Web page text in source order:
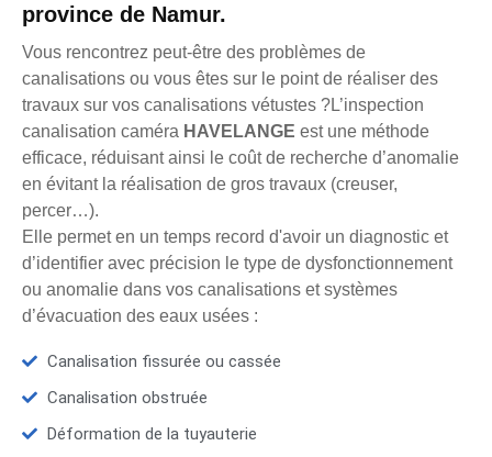
province de Namur.
Vous rencontrez peut-être des problèmes de
canalisations ou vous êtes sur le point de réaliser des
travaux sur vos canalisations vétustes ?L’inspection
canalisation caméra HAVELANGE est une méthode
efficace, réduisant ainsi le coût de recherche d’anomalie
en évitant la réalisation de gros travaux (creuser,
percer…).
Elle permet en un temps record d'avoir un diagnostic et
d’identifier avec précision le type de dysfonctionnement
ou anomalie dans vos canalisations et systèmes
d’évacuation des eaux usées :
Canalisation fissurée ou cassée
Canalisation obstruée
Déformation de la tuyauterie